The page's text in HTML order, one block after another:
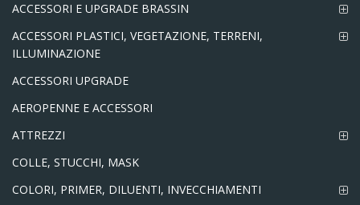
ACCESSORI E UPGRADE BRASSIN
ACCESSORI PLASTICI, VEGETAZIONE, TERRENI,
ILLUMINAZIONE
ACCESSORI UPGRADE
AEROPENNE E ACCESSORI
ATTREZZI
COLLE, STUCCHI, MASK
COLORI, PRIMER, DILUENTI, INVECCHIAMENTI